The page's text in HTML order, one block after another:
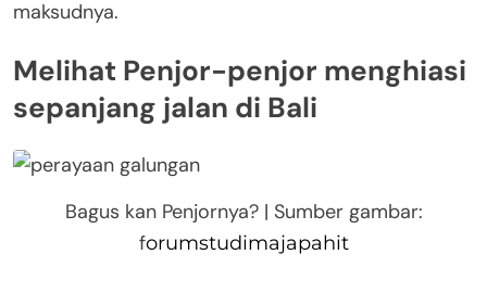
maksudnya.
Melihat Penjor-penjor menghiasi
sepanjang jalan di Bali
Bagus kan Penjornya? | Sumber gambar:
forumstudimajapahit